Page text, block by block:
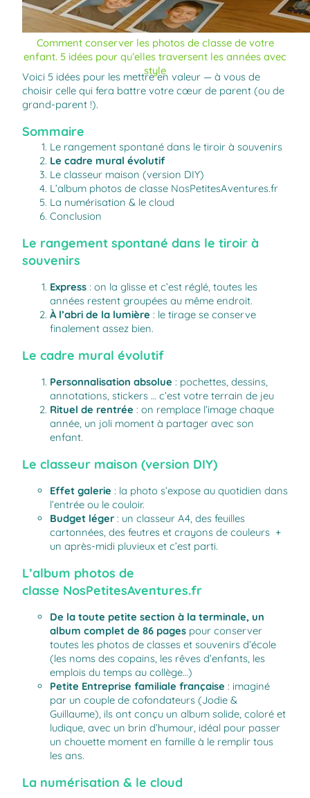
Comment conserver les photos de classe de votre
enfant. 5 idées pour qu’elles traversent les années avec
style
Voici 5 idées pour les mettre en valeur — à vous de
choisir celle qui fera battre votre cœur de parent (ou de
grand-parent !).
Sommaire
Le rangement spontané dans le tiroir à souvenirs
Le cadre mural évolutif
Le classeur maison (version DIY)
L’album photos de classe NosPetitesAventures.fr
La numérisation & le cloud
Conclusion
Le rangement spontané dans le tiroir à
souvenirs
Express : on la glisse et c’est réglé, toutes les
années restent groupées au même endroit.
À l’abri de la lumière : le tirage se conserve
finalement assez bien.
Le cadre mural évolutif
Personnalisation absolue : pochettes, dessins,
annotations, stickers … c’est votre terrain de jeu
Rituel de rentrée : on remplace l’image chaque
année, un joli moment à partager avec son
enfant.
Le classeur maison (version DIY)
Effet galerie : la photo s’expose au quotidien dans
l’entrée ou le couloir.
Budget léger : un classeur A4, des feuilles
cartonnées, des feutres et crayons de couleurs +
un après-midi pluvieux et c’est parti.
L’album photos de
classe NosPetitesAventures.fr
De la toute petite section à la terminale, un
album complet de 86 pages pour conserver
toutes les photos de classes et souvenirs d’école
(les noms des copains, les rêves d’enfants, les
emplois du temps au collège…)
Petite Entreprise familiale française : imaginé
par un couple de cofondateurs (Jodie &
Guillaume), ils ont conçu un album solide, coloré et
ludique, avec un brin d’humour, idéal pour passer
un chouette moment en famille à le remplir tous
les ans.
La numérisation & le cloud